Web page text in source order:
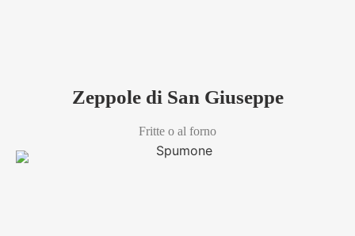
Zeppole di San Giuseppe
Fritte o al forno